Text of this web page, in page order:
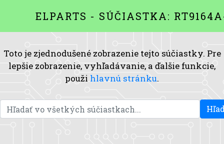
ELPARTS - SÚČIASTKA:
Toto je zjednodušené zobrazenie tejto súčiastky. Pre
lepšie zobrazenie, vyhľadávanie, a ďalšie funkcie,
použi hlavnú stránku.